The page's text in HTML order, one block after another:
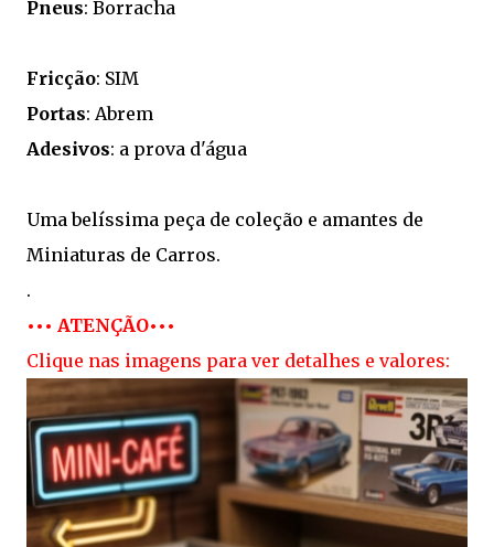
Pneus: Borracha
Fricção: SIM
Portas: Abrem
Adesivos: a prova d'água
Uma belíssima peça de coleção e amantes de
Miniaturas de Carros.
.
••• ATENÇÃO•••
Clique nas imagens para ver detalhes e valores: